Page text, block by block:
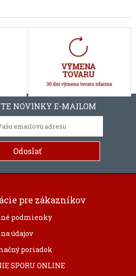
NOVINKY E-MAILOM
pre zákazníkov
podmienky
údajov
poriadok
SPORU ONLINE